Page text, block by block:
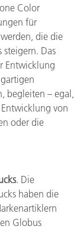
Color
für
die die
steigern. Das
Entwicklung
begleiten – egal,
von
oder die
. Die
haben die
Globus